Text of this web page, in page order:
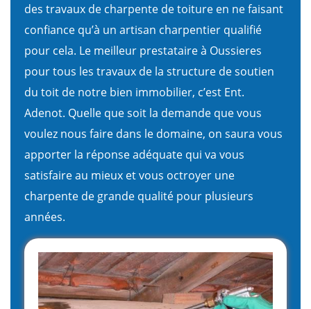
des travaux de charpente de toiture en ne faisant
confiance qu’à un artisan charpentier qualifié
pour cela. Le meilleur prestataire à Oussieres
pour tous les travaux de la structure de soutien
du toit de notre bien immobilier, c’est Ent.
Adenot. Quelle que soit la demande que vous
voulez nous faire dans le domaine, on saura vous
apporter la réponse adéquate qui va vous
satisfaire au mieux et vous octroyer une
charpente de grande qualité pour plusieurs
années.